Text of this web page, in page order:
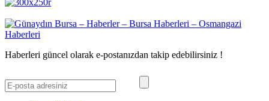
Haberleri güncel olarak e-postanızdan takip edebilirsiniz !